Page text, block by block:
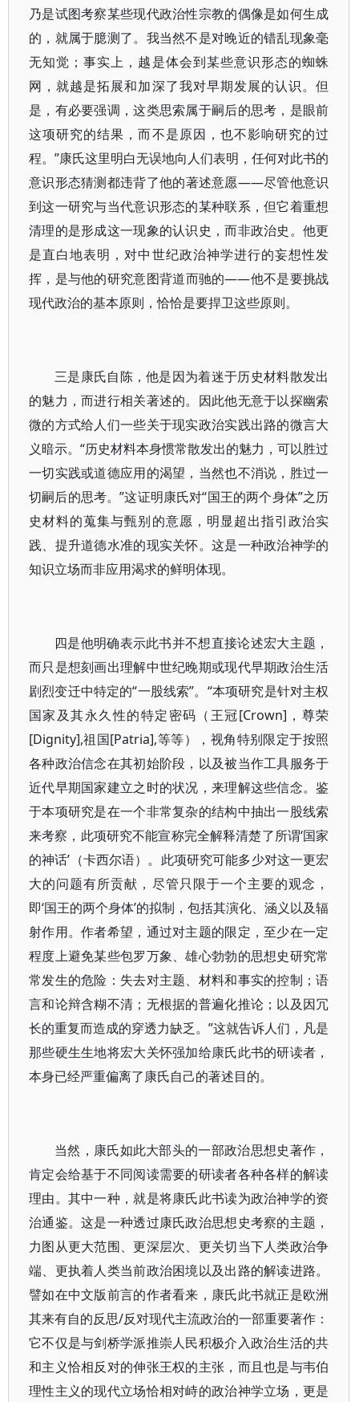
乃是试图考察某些现代政治性宗教的偶像是如何生成
的，就属于臆测了。我当然不是对晚近的错乱现象毫
无知觉；事实上，越是体会到某些意识形态的蜘蛛
网，就越是拓展和加深了我对早期发展的认识。但
是，有必要强调，这类思索属于嗣后的思考，是眼前
这项研究的结果，而不是原因，也不影响研究的过
程。”康氏这里明白无误地向人们表明，任何对此书的
意识形态猜测都违背了他的著述意愿——尽管他意识
到这一研究与当代意识形态的某种联系，但它着重想
清理的是形成这一现象的认识史，而非政治史。他更
是直白地表明，对中世纪政治神学进行的妄想性发
挥，是与他的研究意图背道而驰的——他不是要挑战
现代政治的基本原则，恰恰是要捍卫这些原则。
三是康氏自陈，他是因为着迷于历史材料散发出
的魅力，而进行相关著述的。因此他无意于以探幽索
微的方式给人们一些关于现实政治实践出路的微言大
义暗示。“历史材料本身惯常散发出的魅力，可以胜过
一切实践或道德应用的渴望，当然也不消说，胜过一
切嗣后的思考。”这证明康氏对“国王的两个身体”之历
史材料的蒐集与甄别的意愿，明显超出指引政治实
践、提升道德水准的现实关怀。这是一种政治神学的
知识立场而非应用渴求的鲜明体现。
四是他明确表示此书并不想直接论述宏大主题，
而只是想刻画出理解中世纪晚期或现代早期政治生活
剧烈变迁中特定的“一股线索”。“本项研究是针对主权
国家及其永久性的特定密码（王冠[Crown]，尊荣
[Dignity],祖国[Patria],等等），视角特别限定于按照
各种政治信念在其初始阶段，以及被当作工具服务于
近代早期国家建立之时的状况，来理解这些信念。鉴
于本项研究是在一个非常复杂的结构中抽出一股线索
来考察，此项研究不能宣称完全解释清楚了所谓‘国家
的神话’（卡西尔语）。此项研究可能多少对这一更宏
大的问题有所贡献，尽管只限于一个主要的观念，
即‘国王的两个身体’的拟制，包括其演化、涵义以及辐
射作用。作者希望，通过对主题的限定，至少在一定
程度上避免某些包罗万象、雄心勃勃的思想史研究常
常发生的危险：失去对主题、材料和事实的控制；语
言和论辩含糊不清；无根据的普遍化推论；以及因冗
长的重复而造成的穿透力缺乏。”这就告诉人们，凡是
那些硬生生地将宏大关怀强加给康氏此书的研读者，
本身已经严重偏离了康氏自己的著述目的。
当然，康氏如此大部头的一部政治思想史著作，
肯定会给基于不同阅读需要的研读者各种各样的解读
理由。其中一种，就是将康氏此书读为政治神学的资
治通鉴。这是一种透过康氏政治思想史考察的主题，
力图从更大范围、更深层次、更关切当下人类政治争
端、更执着人类当前政治困境以及出路的解读进路。
譬如在中文版前言的作者看来，康氏此书就正是欧洲
其来有自的反思/反对现代主流政治的一部重要著作：
它不仅是与剑桥学派推崇人民积极介入政治生活的共
和主义恰相反对的伸张王权的主张，而且也是与韦伯
理性主义的现代立场恰相对峙的政治神学立场，更是